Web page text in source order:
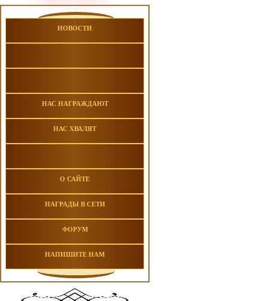
НОВОСТИ
НАС НАГРАЖДАЮТ
НАС ХВАЛЯТ
О САЙТЕ
НАГРАДЫ В СЕТИ
ФОРУМ
НАПИШИТЕ НАМ